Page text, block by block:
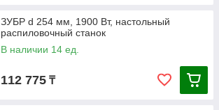
ЗУБР d 254 мм, 1900 Вт, настольный
распиловочный станок
В наличии 14 ед.
112 775 ₸